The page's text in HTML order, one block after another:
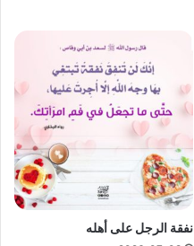
نفقة الرجل على أهله